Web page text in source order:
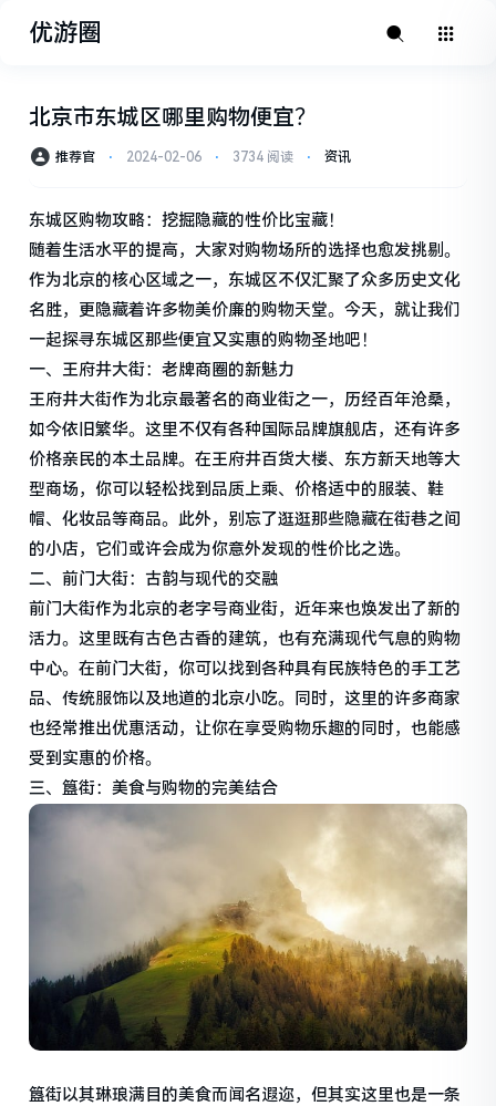
优游圈
北京市东城区哪里购物便宜？
推荐官 ⋅ 2024-02-06 ⋅ 3734 阅读 ⋅ 资讯
东城区购物攻略：挖掘隐藏的性价比宝藏！
随着生活水平的提高，大家对购物场所的选择也愈发挑剔。
作为北京的核心区域之一，东城区不仅汇聚了众多历史文化
名胜，更隐藏着许多物美价廉的购物天堂。今天，就让我们
一起探寻东城区那些便宜又实惠的购物圣地吧！
一、王府井大街：老牌商圈的新魅力
王府井大街作为北京最著名的商业街之一，历经百年沧桑，
如今依旧繁华。这里不仅有各种国际品牌旗舰店，还有许多
价格亲民的本土品牌。在王府井百货大楼、东方新天地等大
型商场，你可以轻松找到品质上乘、价格适中的服装、鞋
帽、化妆品等商品。此外，别忘了逛逛那些隐藏在街巷之间
的小店，它们或许会成为你意外发现的性价比之选。
二、前门大街：古韵与现代的交融
前门大街作为北京的老字号商业街，近年来也焕发出了新的
活力。这里既有古色古香的建筑，也有充满现代气息的购物
中心。在前门大街，你可以找到各种具有民族特色的手工艺
品、传统服饰以及地道的北京小吃。同时，这里的许多商家
也经常推出优惠活动，让你在享受购物乐趣的同时，也能感
受到实惠的价格。
三、簋街：美食与购物的完美结合
簋街以其琳琅满目的美食而闻名遐迩，但其实这里也是一条